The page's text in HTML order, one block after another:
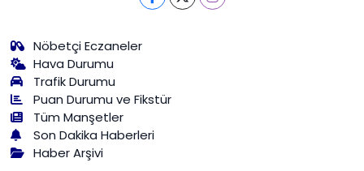
Nöbetçi Eczaneler
Hava Durumu
Trafik Durumu
Puan Durumu ve Fikstür
Tüm Manşetler
Son Dakika Haberleri
Haber Arşivi